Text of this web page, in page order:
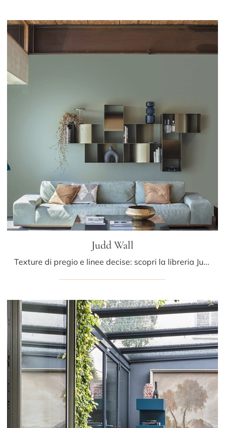
Judd Wall
Texture di pregio e linee decise: scopri la libreria Judd Wall di Mogg tra le più belle Librerie design sospese.